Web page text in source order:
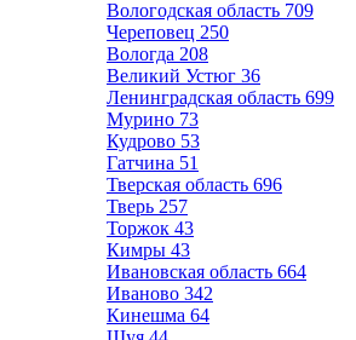
Вологодская область 709
Череповец 250
Вологда 208
Великий Устюг 36
Ленинградская область 699
Мурино 73
Кудрово 53
Гатчина 51
Тверская область 696
Тверь 257
Торжок 43
Кимры 43
Ивановская область 664
Иваново 342
Кинешма 64